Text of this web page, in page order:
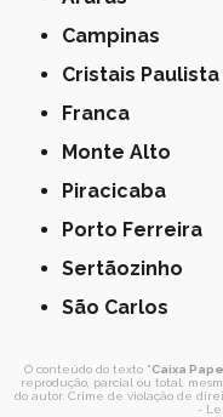
Campinas
Cristais Paulista
Franca
Monte Alto
Piracicaba
Porto Ferreira
Sertãozinho
São Carlos
O conteúdo do texto "Caixa
reprodução, parcial ou total,
do autor. Crime de violação de
-